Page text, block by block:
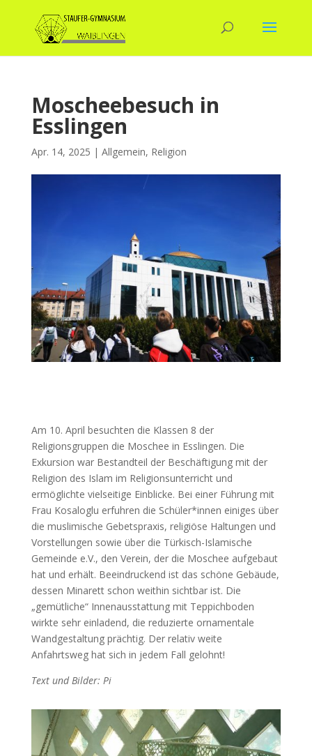
Moscheebesuch in
Esslingen
Apr. 14, 2025 | Allgemein, Religion
Am 10. April besuchten die Klassen 8 der
Religionsgruppen die Moschee in Esslingen. Die
Exkursion war Bestandteil der Beschäftigung mit der
Religion des Islam im Religionsunterricht und
ermöglichte vielseitige Einblicke. Bei einer Führung mit
Frau Kosaloglu erfuhren die Schüler*innen einiges über
die muslimische Gebetspraxis, religiöse Haltungen und
Vorstellungen sowie über die Türkisch-Islamische
Gemeinde e.V., den Verein, der die Moschee aufgebaut
hat und erhält. Beeindruckend ist das schöne Gebäude,
dessen Minarett schon weithin sichtbar ist. Die
„gemütliche“ Innenausstattung mit Teppichboden
wirkte sehr einladend, die reduzierte ornamentale
Wandgestaltung prächtig. Der relativ weite
Anfahrtsweg hat sich in jedem Fall gelohnt!
Text und Bilder: Pi